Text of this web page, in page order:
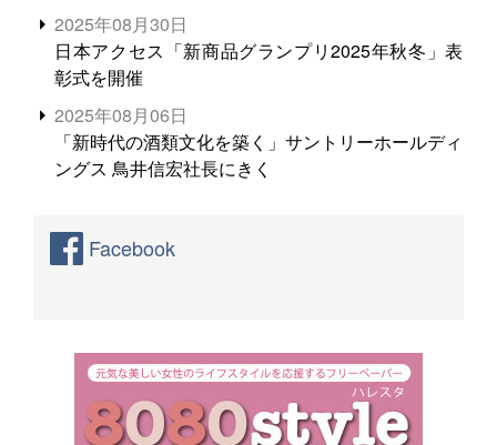
2025年08月30日
日本アクセス「新商品グランプリ2025年秋冬」表
彰式を開催
2025年08月06日
「新時代の酒類文化を築く」サントリーホールディ
ングス 鳥井信宏社長にきく
Facebook